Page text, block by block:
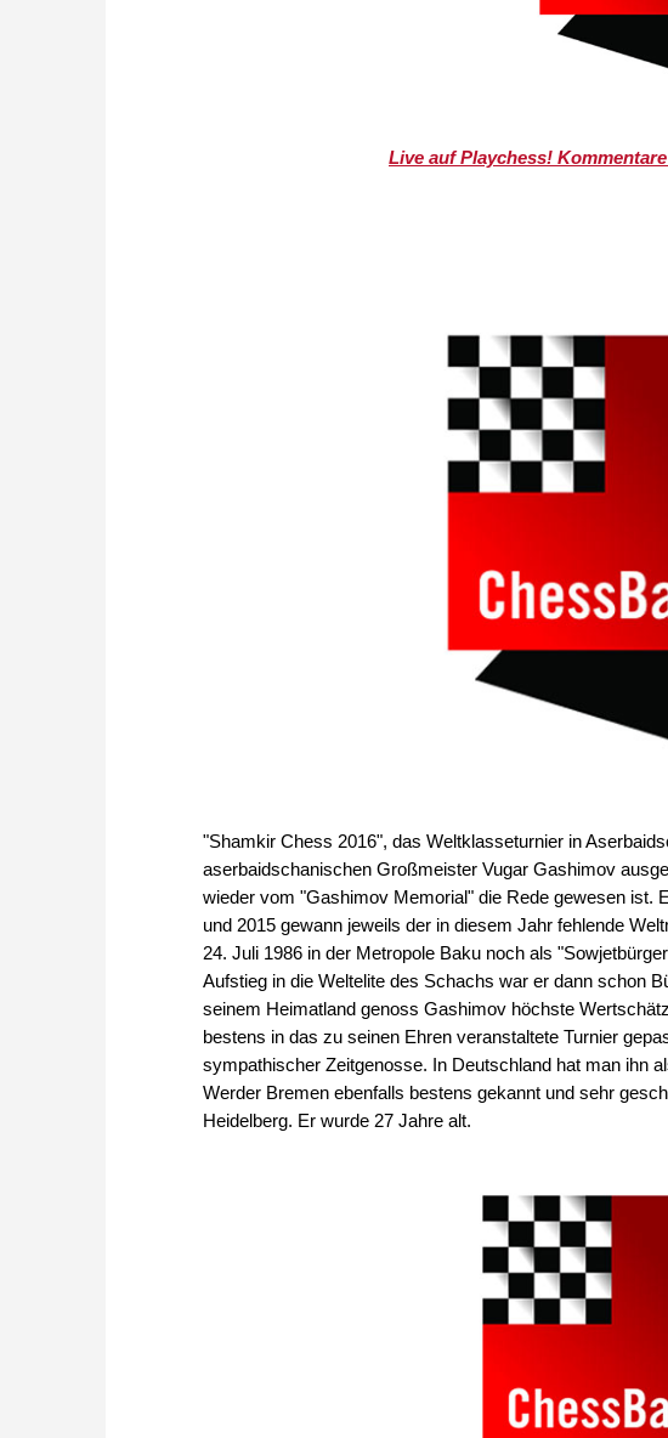
Live auf Playchess!
"Shamkir Chess 2016", das Weltklasseturnier in
aserbaidschanischen Großmeister Vugar Gashimov
wieder vom "Gashimov Memorial" die Rede gewesen ist.
und 2015 gewann jeweils der in diesem Jahr fehlende
24. Juli 1986 in der Metropole Baku noch als
Aufstieg in die Weltelite des Schachs war er dann schon
seinem Heimatland genoss Gashimov höchste
bestens in das zu seinen Ehren veranstaltete Turnier
sympathischer Zeitgenosse. In Deutschland hat man ihn
Werder Bremen ebenfalls bestens gekannt und sehr
Heidelberg. Er wurde 27 Jahre alt.